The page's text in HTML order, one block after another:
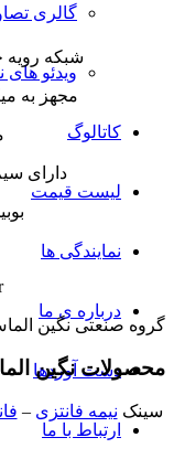
گالری
ویدئو های
کاتالوگ
لیست قیمت
نمایندگی ها
درباره ی ما
دست آوردها
ارتباط با ما
شبکه رویه
مجهز به
دارای
گروه صنعتی نگین
محصولات نگین
سینک نیمه فانتزی –